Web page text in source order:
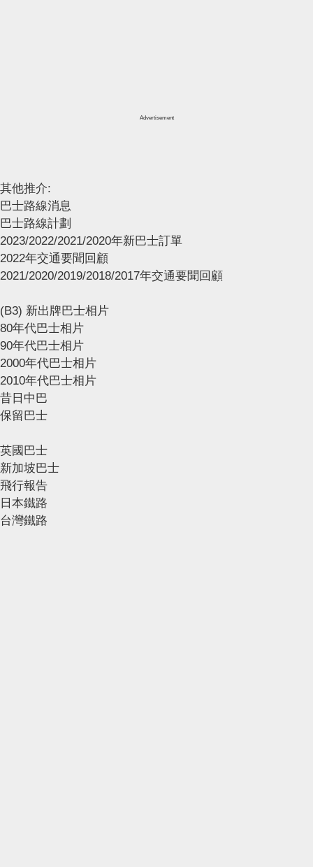
Advertisement
其他推介:
巴士路線消息
巴士路線計劃
2023/2022/2021/2020年新巴士訂單
2022年交通要聞回顧
2021/2020/2019/2018/2017年交通要聞回顧
(B3) 新出牌巴士相片
80年代巴士相片
90年代巴士相片
2000年代巴士相片
2010年代巴士相片
昔日中巴
保留巴士
英國巴士
新加坡巴士
飛行報告
日本鐵路
台灣鐵路